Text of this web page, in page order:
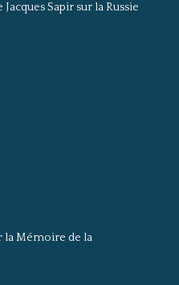
Sapir sur la Russie
la Mémoire de la